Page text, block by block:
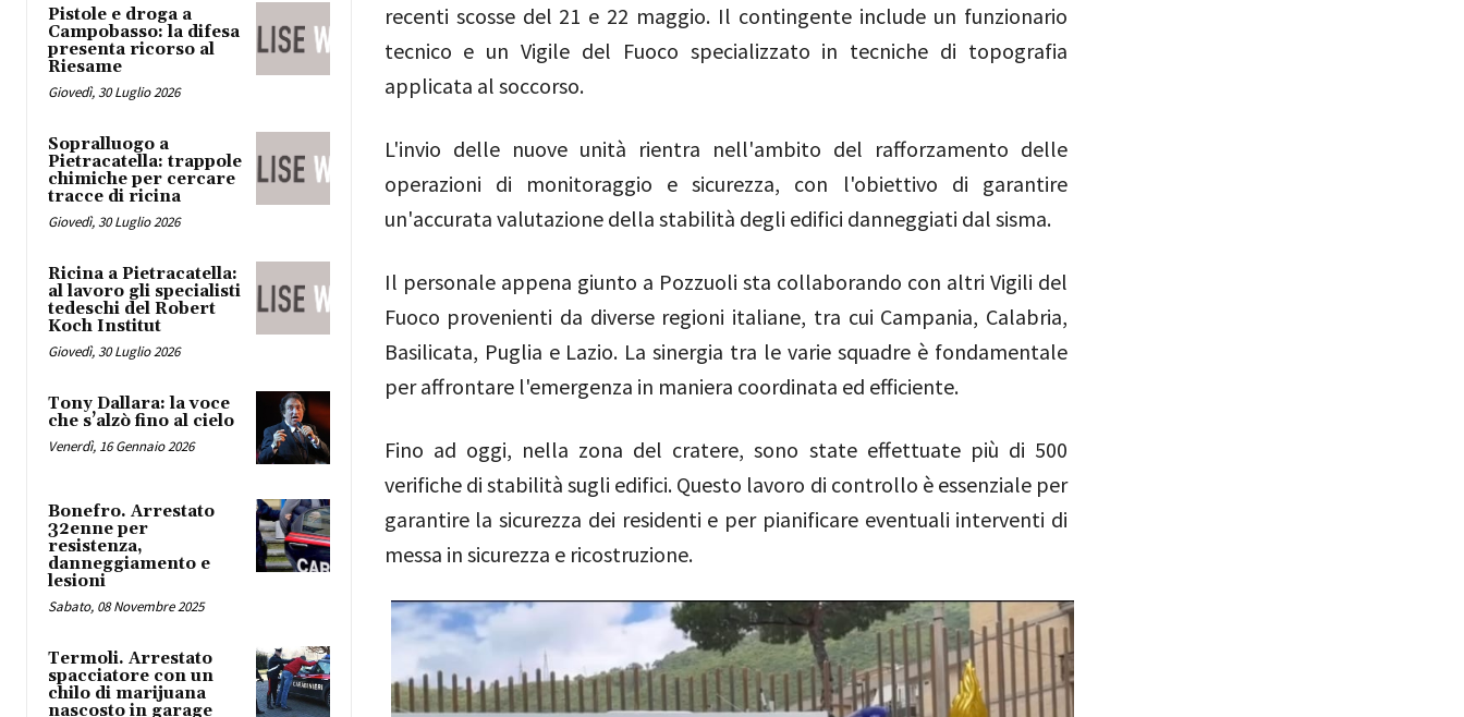
Pistole e droga a
Campobasso: la difesa
presenta ricorso al
Riesame
Giovedì, 30 Luglio 2026
Sopralluogo a
Pietracatella: trappole
chimiche per cercare
tracce di ricina
Giovedì, 30 Luglio 2026
Ricina a Pietracatella:
al lavoro gli specialisti
tedeschi del Robert
Koch Institut
Giovedì, 30 Luglio 2026
Tony Dallara: la voce
che s’alzò fino al cielo
Venerdì, 16 Gennaio 2026
Bonefro. Arrestato
32enne per
resistenza,
danneggiamento e
lesioni
Sabato, 08 Novembre 2025
Termoli. Arrestato
spacciatore con un
chilo di marijuana
nascosto in garage
recenti scosse del 21 e 22 maggio. Il contingente include un funzionario
tecnico e un Vigile del Fuoco specializzato in tecniche di topografia
applicata al soccorso.
L'invio delle nuove unità rientra nell'ambito del rafforzamento delle
operazioni di monitoraggio e sicurezza, con l'obiettivo di garantire
un'accurata valutazione della stabilità degli edifici danneggiati dal sisma.
Il personale appena giunto a Pozzuoli sta collaborando con altri Vigili del
Fuoco provenienti da diverse regioni italiane, tra cui Campania, Calabria,
Basilicata, Puglia e Lazio. La sinergia tra le varie squadre è fondamentale
per affrontare l'emergenza in maniera coordinata ed efficiente.
Fino ad oggi, nella zona del cratere, sono state effettuate più di 500
verifiche di stabilità sugli edifici. Questo lavoro di controllo è essenziale per
garantire la sicurezza dei residenti e per pianificare eventuali interventi di
messa in sicurezza e ricostruzione.